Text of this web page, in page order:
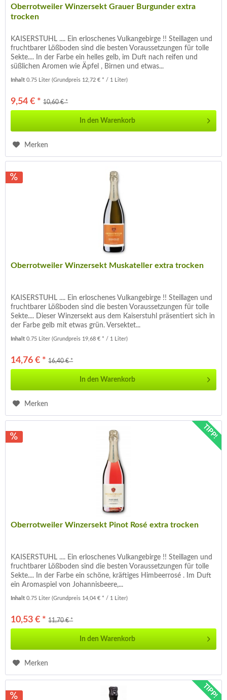
Oberrotweiler Winzersekt Grauer Burgunder extra
trocken
KAISERSTUHL .... Ein erloschenes Vulkangebirge !! Steillagen und
fruchtbarer Lößboden sind die besten Voraussetzungen für tolle
Sekte.... In der Farbe ein helles gelb, im Duft nach reifen und
süßlichen Aromen wie Äpfel , Birnen und etwas...
Inhalt0.75 Liter(Grundpreis 12,72 € * / 1 Liter)
9,54 € * 10,60 € *
In den Warenkorb
Merken
Oberrotweiler Winzersekt Muskateller extra trocken
KAISERSTUHL .... Ein erloschenes Vulkangebirge !! Steillagen und
fruchtbarer Lößboden sind die besten Voraussetzungen für tolle
Sekte.... Dieser Winzersekt aus dem Kaiserstuhl präsentiert sich in
der Farbe gelb mit etwas grün. Versektet...
Inhalt0.75 Liter(Grundpreis 19,68 € * / 1 Liter)
14,76 € * 16,40 € *
In den Warenkorb
Merken
TIPP!
Oberrotweiler Winzersekt Pinot Rosé extra trocken
KAISERSTUHL .... Ein erloschenes Vulkangebirge !! Steillagen und
fruchtbarer Lößboden sind die besten Voraussetzungen für tolle
Sekte.... In der Farbe ein schöne, kräftiges Himbeerrosé . Im Duft
ein Aromaspiel von Johannisbeere,...
Inhalt0.75 Liter(Grundpreis 14,04 € * / 1 Liter)
10,53 € * 11,70 € *
In den Warenkorb
Merken
TIPP!